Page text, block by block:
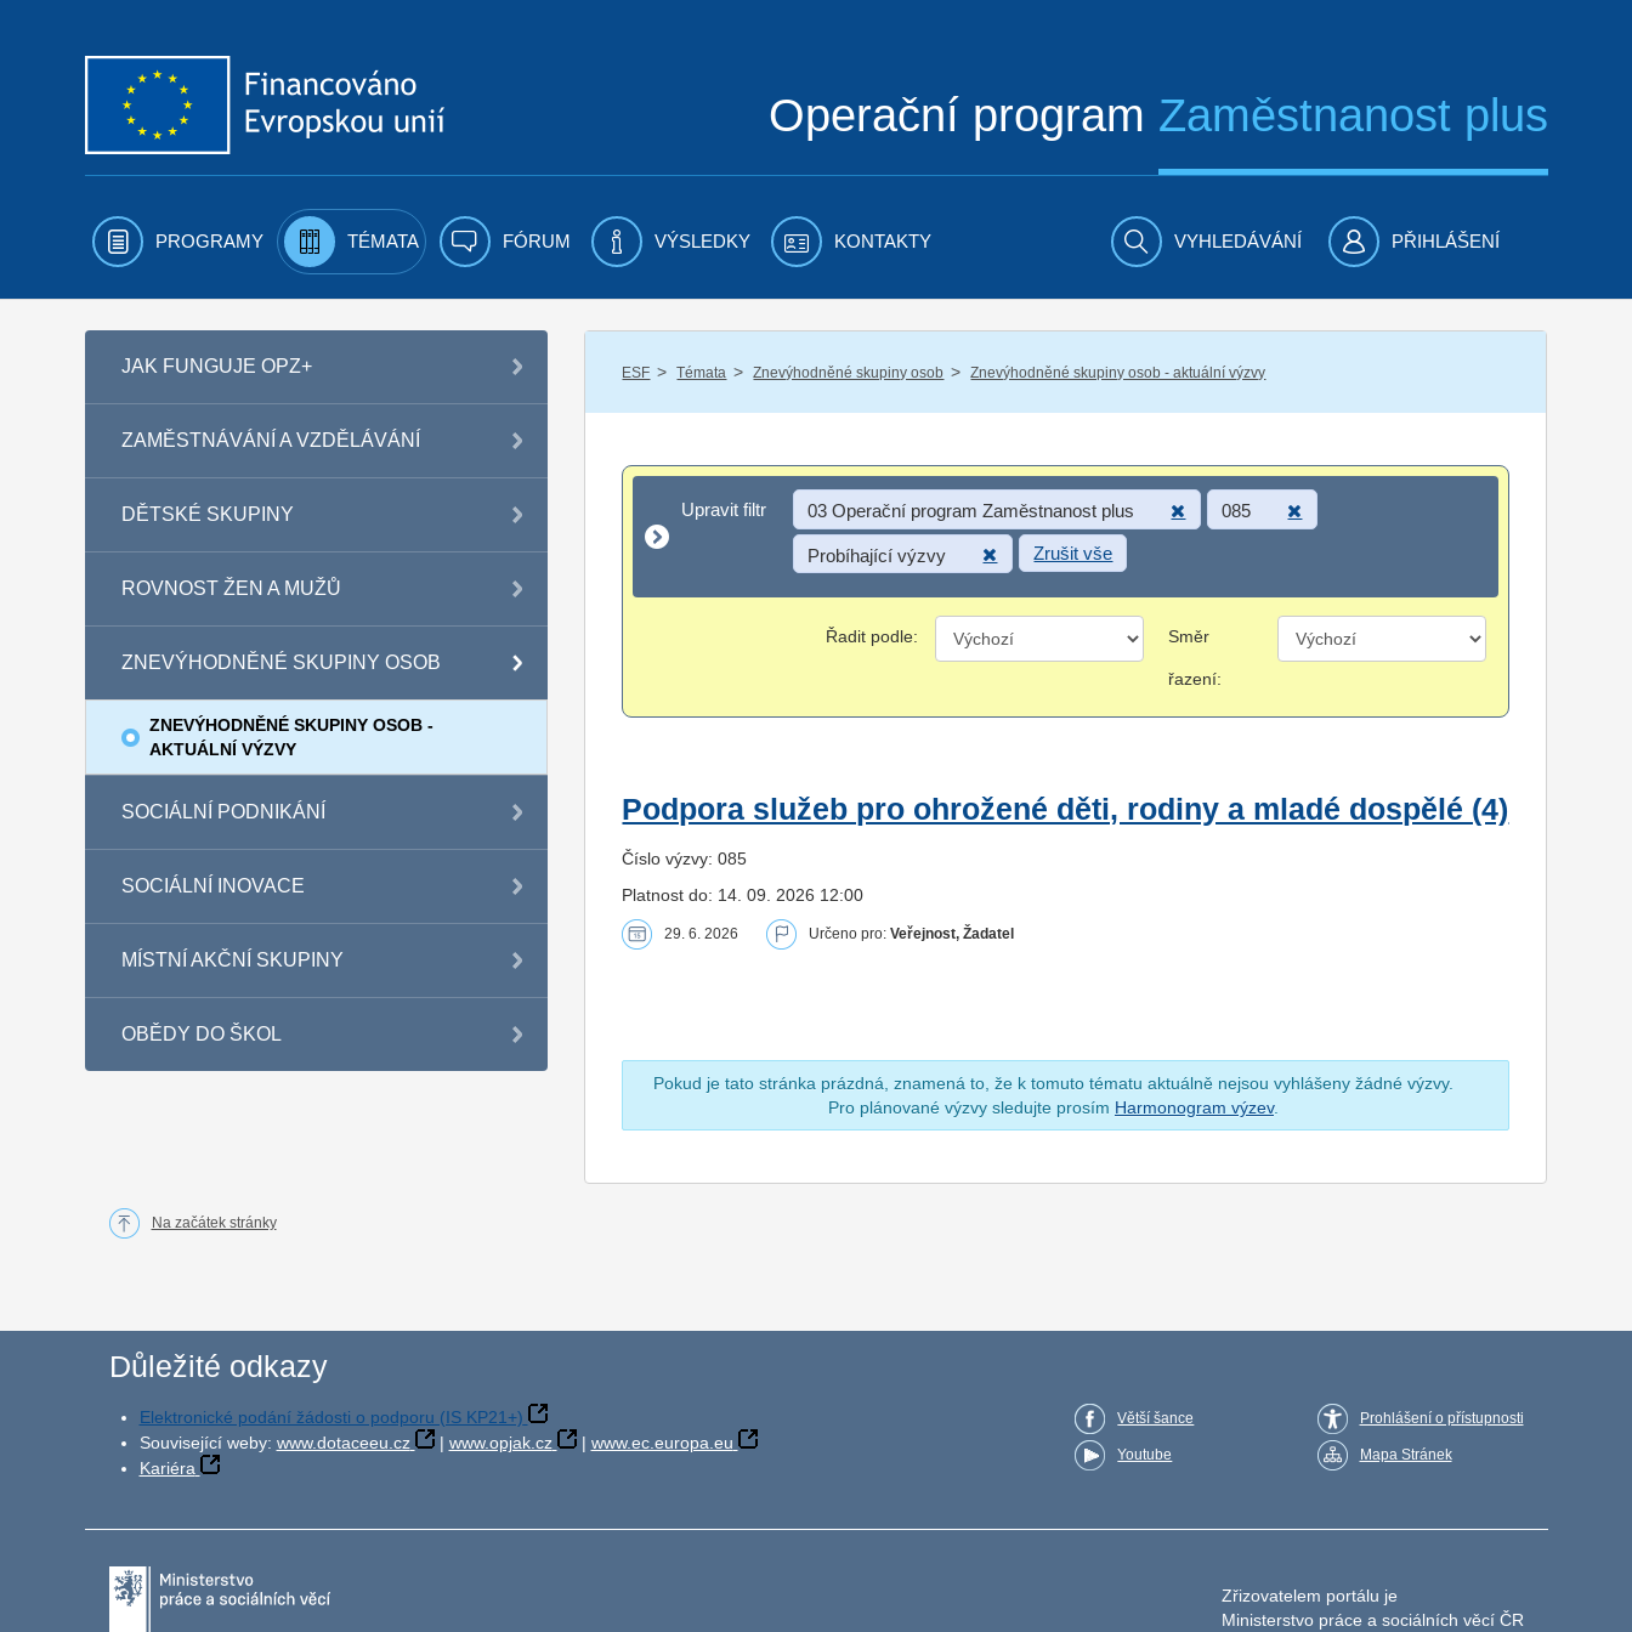
Operační program Zaměstnanost plus
PROGRAMY TÉMATA FÓRUM VÝSLEDKY KONTAKTY VYHLEDÁVÁNÍ PŘIHLÁŠENÍ
JAK FUNGUJE OPZ+
ZAMĚSTNÁVÁNÍ A VZDĚLÁVÁNÍ
DĚTSKÉ SKUPINY
ROVNOST ŽEN A MUŽŮ
ZNEVÝHODNĚNÉ SKUPINY OSOB
ZNEVÝHODNĚNÉ SKUPINY OSOB -
AKTUÁLNÍ VÝZVY
SOCIÁLNÍ PODNIKÁNÍ
SOCIÁLNÍ INOVACE
MÍSTNÍ AKČNÍ SKUPINY
OBĚDY DO ŠKOL
ESF / Témata / Znevýhodněné skupiny osob / Znevýhodněné skupiny osob - aktuální výzvy
Upravit filtr
Upravit filtr 03 Operační program Zaměstnanost plus 085
Probíhající výzvy Zrušit vše
Řadit podle: Směr
řazení:
Podpora služeb pro ohrožené děti, rodiny a mladé dospělé (4)
Číslo výzvy: 085
Platnost do: 14. 09. 2026 12:00
29. 6. 2026 Určeno pro:Veřejnost, Žadatel
Pokud je tato stránka prázdná, znamená to, že k tomuto tématu aktuálně nejsou vyhlášeny žádné výzvy.
Pro plánované výzvy sledujte prosím Harmonogram výzev.
Na začátek stránky
Důležité odkazy
Elektronické podání žádosti o podporu (IS KP21+)
Související weby: www.dotaceeu.cz | www.opjak.cz | www.ec.europa.eu
Kariéra
Větší šance
Youtube
Prohlášení o přístupnosti
Mapa Stránek
Zřizovatelem portálu je
Ministerstvo práce a sociálních věcí ČR